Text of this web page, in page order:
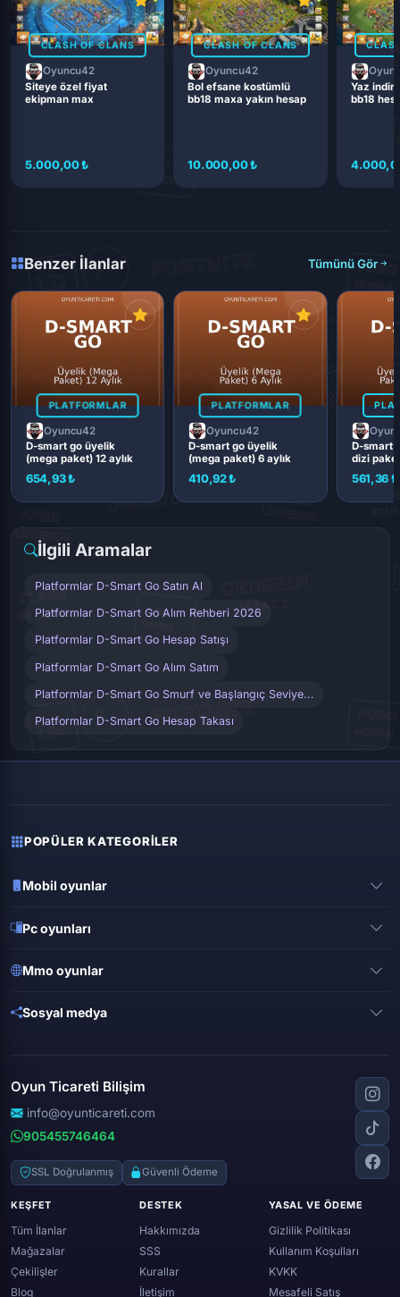
CLASH OF CLANS
Oyuncu42
Siteye özel fiyat
ekipman max
5.000,00 ₺
CLASH OF CLANS
Oyuncu42
Bol efsane kostümlü
bb18 maxa yakın hesap
10.000,00 ₺
Yaz
bb18
Benzer İlanlar Tümünü Gör
PLATFORMLAR
Oyuncu42
D-smart go üyelik
(mega paket) 12 aylık
654,93 ₺
PLATFORMLAR
Oyuncu42
D-smart go üyelik
(mega paket) 6 aylık
410,92 ₺
D-smart
dizi
561,36 ₺
İlgili Aramalar
Platformlar D-Smart Go Satın Al
Platformlar D-Smart Go Alım Rehberi 2026
Platformlar D-Smart Go Hesap Satışı
Platformlar D-Smart Go Alım Satım
Platformlar D-Smart Go Smurf ve Başlangıç Seviye...
Platformlar D-Smart Go Hesap Takası
POPÜLER KATEGORILER
Mobil oyunlar
Mobile legends
Free fire
Minecraft
Pc oyunları
Gta online
Lost ark
World of warcraft
Zula
Mmo oyunlar
Wolfteam
Black desert online
Genshin ımpact
Sosyal medya
Discord
Youtube
Twitter (x)
Spotify
Oyun Ticareti Bilişim
info@oyunticareti.com
905455746464
SSL Doğrulanmış Güvenli Ödeme
KEŞFET
Tüm İlanlar
Mağazalar
Çekilişler
Blog
DESTEK
Hakkımızda
SSS
Kurallar
İletişim
YASAL VE ÖDEME
Gizlilik Politikası
Kullanım Koşulları
KVKK
Mesafeli Satış